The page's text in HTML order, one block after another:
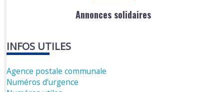
Annonces solidaires
INFOS UTILES
Agence postale communale
Numéros d'urgence